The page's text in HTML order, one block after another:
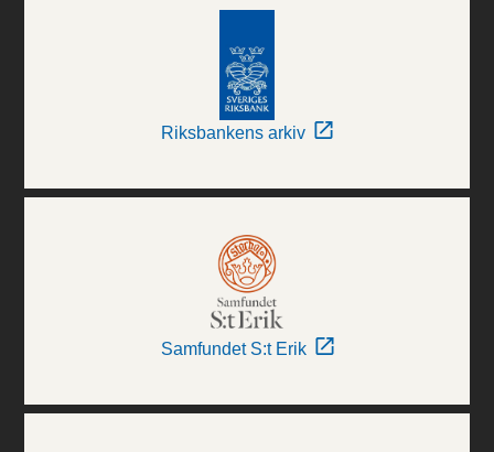
Riksbankens arkiv
Samfundet S:t Erik